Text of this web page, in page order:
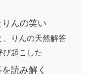
んの笑い
、りんの天然解答
び起こした
読み解く